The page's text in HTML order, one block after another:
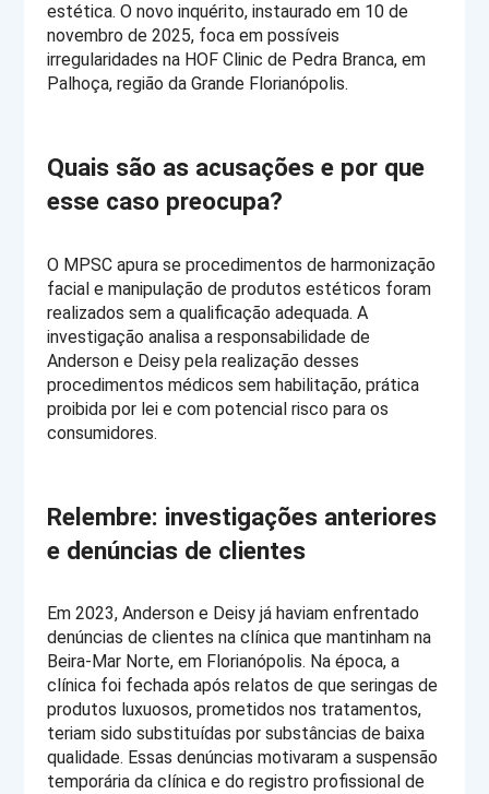
estética. O novo inquérito, instaurado em 10 de
novembro de 2025, foca em possíveis
irregularidades na HOF Clinic de Pedra Branca, em
Palhoça, região da Grande Florianópolis.
Quais são as acusações e por que
esse caso preocupa?
O MPSC apura se procedimentos de harmonização
facial e manipulação de produtos estéticos foram
realizados sem a qualificação adequada. A
investigação analisa a responsabilidade de
Anderson e Deisy pela realização desses
procedimentos médicos sem habilitação, prática
proibida por lei e com potencial risco para os
consumidores.
Relembre: investigações anteriores
e denúncias de clientes
Em 2023, Anderson e Deisy já haviam enfrentado
denúncias de clientes na clínica que mantinham na
Beira-Mar Norte, em Florianópolis. Na época, a
clínica foi fechada após relatos de que seringas de
produtos luxuosos, prometidos nos tratamentos,
teriam sido substituídas por substâncias de baixa
qualidade. Essas denúncias motivaram a suspensão
temporária da clínica e do registro profissional de